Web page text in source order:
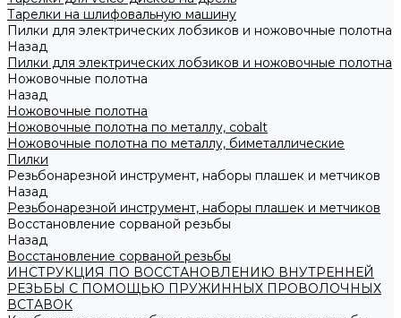
Тарелки на шлифовальную машину
Пилки для электрических лобзиков и ножовочные полотна
Назад
Пилки для электрических лобзиков и ножовочные полотна
Ножовочные полотна
Назад
Ножовочные полотна
Ножовочные полотна по металлу, cobalt
Ножовочные полотна по металлу, биметаллические
Пилки
Резьбонарезной инструмент, наборы плашек и метчиков
Назад
Резьбонарезной инструмент, наборы плашек и метчиков
Восстановление сорваной резьбы
Назад
Восстановление сорваной резьбы
ИНСТРУКЦИЯ ПО ВОССТАНОВЛЕНИЮ ВНУТРЕННЕЙ
РЕЗЬБЫ С ПОМОЩЬЮ ПРУЖИННЫХ ПРОВОЛОЧНЫХ
ВСТАВОК